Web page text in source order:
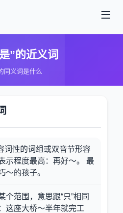
”的近义词
同义词是什么
词性的词组或双音节形容
示程度最高：再好～。 最
～的孩子。
个范围，意思跟“只”相同
这座大桥～半年就完工